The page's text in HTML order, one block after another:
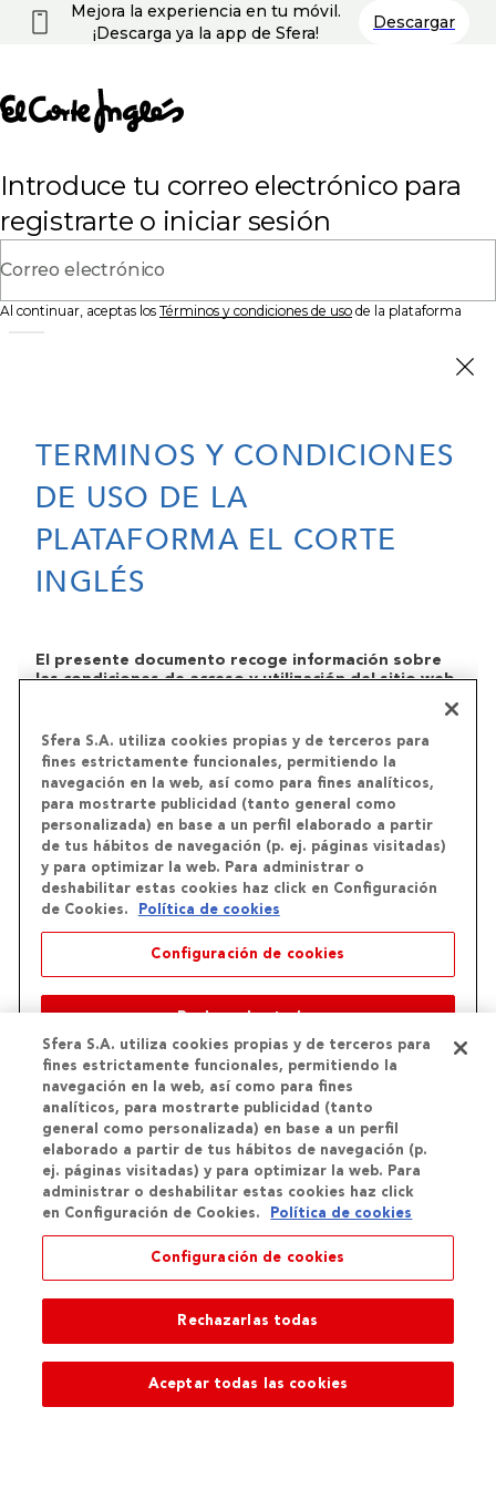
Introduce tu correo electrónico para
registrarte o iniciar sesión
Correo electrónico
Al continuar, aceptas los Términos y condiciones de uso de la plataforma
Aceptar
Continuar
Tu cuenta te da acceso a todas nuestras tiendas y servicios
Mejora la experiencia en tu móvil.
¡Descarga ya la app de Sfera!
Descargar
Sfera S.A. utiliza cookies propias y de terceros para
fines estrictamente funcionales, permitiendo la
navegación en la web, así como para fines
analíticos, para mostrarte publicidad (tanto
general como personalizada) en base a un perfil
elaborado a partir de tus hábitos de navegación (p.
ej. páginas visitadas) y para optimizar la web. Para
administrar o deshabilitar estas cookies haz click
en Configuración de Cookies.
Política de cookies
Configuración de cookies
Rechazarlas todas
Aceptar todas las cookies